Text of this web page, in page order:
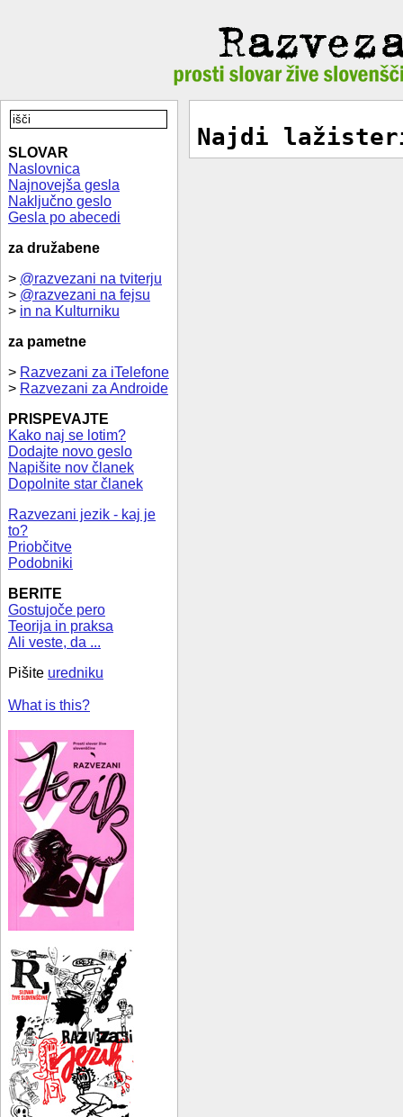
SLOVAR
Naslovnica
Najnovejša gesla
Naključno geslo
Gesla po abecedi
za družabene
> @razvezani na tviterju
> @razvezani na fejsu
> in na Kulturniku
za pametne
> Razvezani za iTelefone
> Razvezani za Androide
PRISPEVAJTE
Kako naj se lotim?
Dodajte novo geslo
Napišite nov članek
Dopolnite star članek
Razvezani jezik - kaj je
to?
Priobčitve
Podobniki
BERITE
Gostujoče pero
Teorija in praksa
Ali veste, da ...
Pišite uredniku
What is this?
Najdi